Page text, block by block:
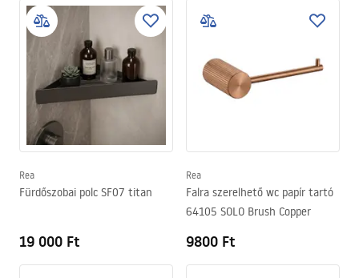
Rea
Fürdőszobai polc SF07 titan
19 000 Ft
Rea
Falra szerelhető wc papír tartó
64105 SOLO Brush Copper
9800 Ft